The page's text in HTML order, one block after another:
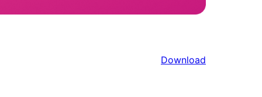
Download